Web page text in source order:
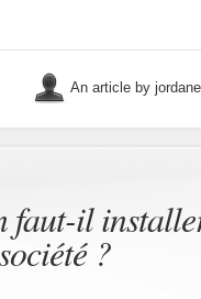
An article by
faut-il
?